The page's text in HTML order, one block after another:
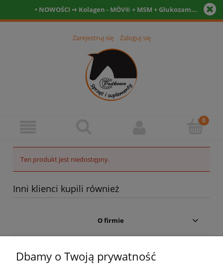
• NOWOŚCI ➺ Kolagen - MÖV® + MSM + Glukozamina + Witamina C- Tabletki • Witamina D3 12.000 IU + kofaktory - tabletki 90szt. + 90szt. •
Zarejestruj się Zaloguj się
Ten produkt jest niedostępny.
Inni klienci kupili również
O firmie
Dbamy o Twoją prywatność